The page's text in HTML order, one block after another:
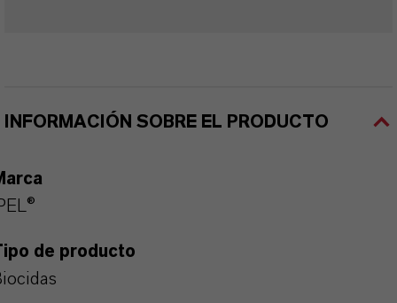
INFORMACIÓN SOBRE EL PRODUCTO
de producto